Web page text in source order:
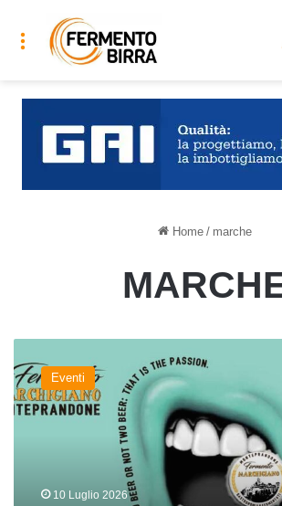
Menu
Home / marche
Marchigiano
dal
19
Eventi
10 Luglio 2026